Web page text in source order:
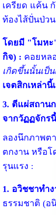
เครียด แค้น
ท้องไส้ปั่นป่ว
โดยมี "โมหะ
กิจ) : คอยหล
เกิดขึ้นนั้นเป็น
เจตสิกเหล่า
3. ตีแผ่สถาน
จากวัฏฏจักร
ลองนึกภาพต
ตกงาน หรือ
รุนแรง :
1. อวิชชาทำ
ธรรมชาติ (อ